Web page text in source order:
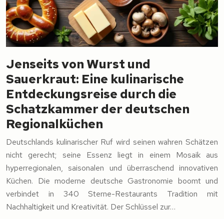
Jenseits von Wurst und
Sauerkraut: Eine kulinarische
Entdeckungsreise durch die
Schatzkammer der deutschen
Regionalküchen
Deutschlands kulinarischer Ruf wird seinen wahren Schätzen
nicht gerecht; seine Essenz liegt in einem Mosaik aus
hyperregionalen, saisonalen und überraschend innovativen
Küchen. Die moderne deutsche Gastronomie boomt und
verbindet in 340 Sterne-Restaurants Tradition mit
Nachhaltigkeit und Kreativität. Der Schlüssel zur…